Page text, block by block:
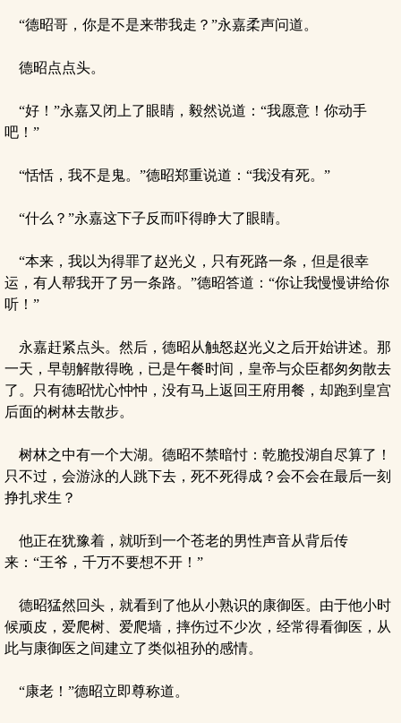
“德昭哥，你是不是来带我走？”永嘉柔声问道。
德昭点点头。
“好！”永嘉又闭上了眼睛，毅然说道：“我愿意！你动手
吧！”
“恬恬，我不是鬼。”德昭郑重说道：“我没有死。”
“什么？”永嘉这下子反而吓得睁大了眼睛。
“本来，我以为得罪了赵光义，只有死路一条，但是很幸
运，有人帮我开了另一条路。”德昭答道：“你让我慢慢讲给你
听！”
永嘉赶紧点头。然后，德昭从触怒赵光义之后开始讲述。那
一天，早朝解散得晚，已是午餐时间，皇帝与众臣都匆匆散去
了。只有德昭忧心忡忡，没有马上返回王府用餐，却跑到皇宫
后面的树林去散步。
树林之中有一个大湖。德昭不禁暗忖：乾脆投湖自尽算了！
只不过，会游泳的人跳下去，死不死得成？会不会在最后一刻
挣扎求生？
他正在犹豫着，就听到一个苍老的男性声音从背后传
来：“王爷，千万不要想不开！”
德昭猛然回头，就看到了他从小熟识的康御医。由于他小时
候顽皮，爱爬树、爱爬墙，摔伤过不少次，经常得看御医，从
此与康御医之间建立了类似祖孙的感情。
“康老！”德昭立即尊称道。